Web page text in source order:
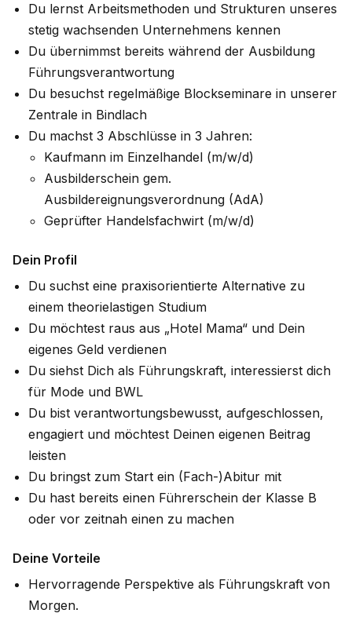
Du lernst Arbeitsmethoden und Strukturen unseres
stetig wachsenden Unternehmens kennen
Du übernimmst bereits während der Ausbildung
Führungsverantwortung
Du besuchst regelmäßige Blockseminare in unserer
Zentrale in Bindlach
Du machst 3 Abschlüsse in 3 Jahren:
Kaufmann im Einzelhandel (m/w/d)
Ausbilderschein gem.
Ausbildereignungsverordnung (AdA)
Geprüfter Handelsfachwirt (m/w/d)
Dein Profil
Du suchst eine praxisorientierte Alternative zu
einem theorielastigen Studium
Du möchtest raus aus „Hotel Mama“ und Dein
eigenes Geld verdienen
Du siehst Dich als Führungskraft, interessierst dich
für Mode und BWL
Du bist verantwortungsbewusst, aufgeschlossen,
engagiert und möchtest Deinen eigenen Beitrag
leisten
Du bringst zum Start ein (Fach-)Abitur mit
Du hast bereits einen Führerschein der Klasse B
oder vor zeitnah einen zu machen
Deine Vorteile
Hervorragende Perspektive als Führungskraft von
Morgen.